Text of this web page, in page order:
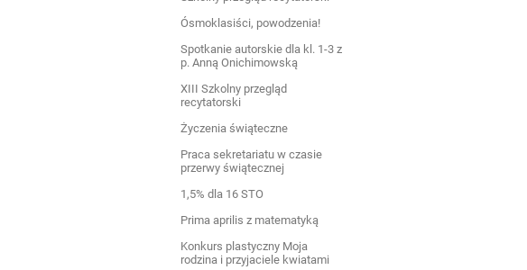
Ósmoklasiści, powodzenia!
Spotkanie autorskie dla kl. 1-3 z
p. Anną Onichimowską
XIII Szkolny przegląd
recytatorski
Życzenia świąteczne
Praca sekretariatu w czasie
przerwy świątecznej
1,5% dla 16 STO
Prima aprilis z matematyką
Konkurs plastyczny Moja
rodzina i przyjaciele kwiatami